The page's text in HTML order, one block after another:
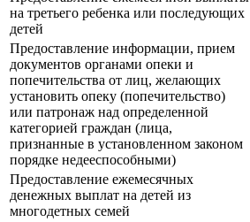
на третьего ребенка или последующих
детей
Предоставление информации, прием
документов органами опеки и
попечительства от лиц, желающих
установить опеку (попечительство)
или патронаж над определенной
категорией граждан (лица,
признанные в установленном законом
порядке недееспособными)
Предоставление ежемесячных
денежных выплат на детей из
многодетных семей